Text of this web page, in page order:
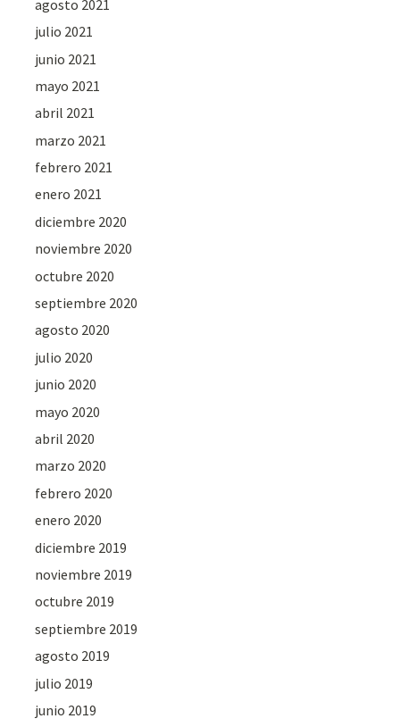
agosto 2021
julio 2021
junio 2021
mayo 2021
abril 2021
marzo 2021
febrero 2021
enero 2021
diciembre 2020
noviembre 2020
octubre 2020
septiembre 2020
agosto 2020
julio 2020
junio 2020
mayo 2020
abril 2020
marzo 2020
febrero 2020
enero 2020
diciembre 2019
noviembre 2019
octubre 2019
septiembre 2019
agosto 2019
julio 2019
junio 2019